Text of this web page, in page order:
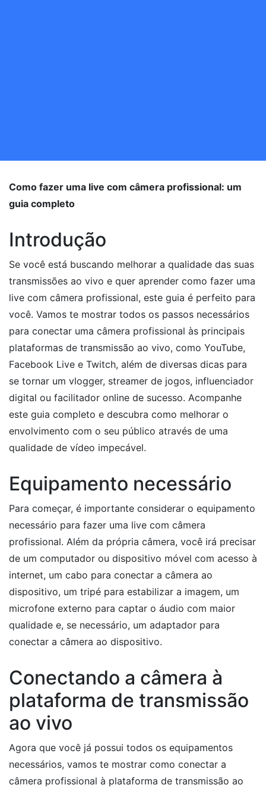
Como fazer uma live com câmera profissional: um
guia completo
Introdução
Se você está buscando melhorar a qualidade das suas
transmissões ao vivo e quer aprender como fazer uma
live com câmera profissional, este guia é perfeito para
você. Vamos te mostrar todos os passos necessários
para conectar uma câmera profissional às principais
plataformas de transmissão ao vivo, como YouTube,
Facebook Live e Twitch, além de diversas dicas para
se tornar um vlogger, streamer de jogos, influenciador
digital ou facilitador online de sucesso. Acompanhe
este guia completo e descubra como melhorar o
envolvimento com o seu público através de uma
qualidade de vídeo impecável.
Equipamento necessário
Para começar, é importante considerar o equipamento
necessário para fazer uma live com câmera
profissional. Além da própria câmera, você irá precisar
de um computador ou dispositivo móvel com acesso à
internet, um cabo para conectar a câmera ao
dispositivo, um tripé para estabilizar a imagem, um
microfone externo para captar o áudio com maior
qualidade e, se necessário, um adaptador para
conectar a câmera ao dispositivo.
Conectando a câmera à
plataforma de transmissão
ao vivo
Agora que você já possui todos os equipamentos
necessários, vamos te mostrar como conectar a
câmera profissional à plataforma de transmissão ao